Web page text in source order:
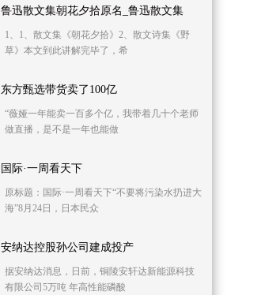
鲁迅散文集朝花夕拾原名_鲁迅散文集
1、1、散文集《朝花夕拾》2、散文诗集《野
草》本文到此讲解完毕了，希
东方甄选带货卖了100亿
“薇娅一年能卖一百多个亿，我带着几十个老师
做直播，是不是一年也能做
国际·一周看天下
原标题：国际·一周看天下“不要将污染水扔进大
海”8月24日，日本民众
安纳达控股孙公司建成投产
据安纳达消息，日前，铜陵安轩达新能源科技
有限公司5万吨 年高性能磷酸